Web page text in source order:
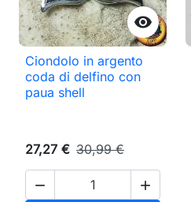

Ciondolo in argento
coda di delfino con
paua shell
27,27 € 30,99 €
 